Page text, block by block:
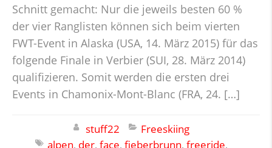
Schnitt gemacht: Nur die jeweils besten 60 %
der vier Ranglisten können sich beim vierten
FWT-Event in Alaska (USA, 14. März 2015) für das
folgende Finale in Verbier (SUI, 28. März 2014)
qualifizieren. Somit werden die ersten drei
Events in Chamonix-Mont-Blanc (FRA, 24. […]
stuff22
Freeskiing
alpen, der, face, fieberbrunn, freeride,